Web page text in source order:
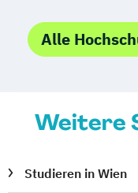
Alle
Weitere
Studieren in Wien